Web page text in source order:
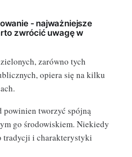
- najważniejsze
zwrócić uwagę w
zarówno tych
opiera się na kilku
powinien tworzyć spójną
go środowiskiem. Niekiedy
tradycji i charakterystyki